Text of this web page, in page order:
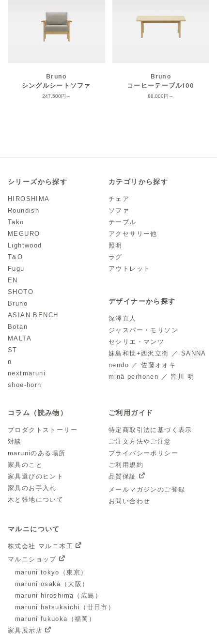
Bruno
シングルシートソファ
247,500
Bruno
コーヒーテーブル100
88,000
シリーズから探す
HIROSHIMA
Roundish
Tako
MEGURO
Lightwood
T&O
Fugu
EN
SHOTO
Bruno
ASIAN BENCH
Botan
MALTA
ST
n
nextmaruni
shoe-horn
カテゴリから探す
チェア
ソファ
テーブル
アクセサリー他
照明
ラグ
アウトレット
デザイナーから探す
深澤直人
ジャスパー・モリソン
セシリエ・マンツ
妹島和世+西沢立衛 ／ SANNA
nendo ／ 佐藤オオキ
minä perhonen ／ 皆川 明
コラム（読み物）
プロダクトストーリー
対談
maruniのある場所
家具のこと
家具選びのヒント
家具のお手入れ
木と張地について
ご利用ガイド
特定商取引法に基づく表示
ご注文方法やご注意
プライバシーポリシー
ご利用規約
品質保証
メールマガジンのご登録
お問い合わせ
マルニについて
株式会社 マルニ木工
マルニショップ
maruni tokyo（東京）
maruni osaka（大阪）
maruni hiroshima（広島）
maruni hatsukaichi（廿日市）
maruni fukuoka（福岡）
家具展示店